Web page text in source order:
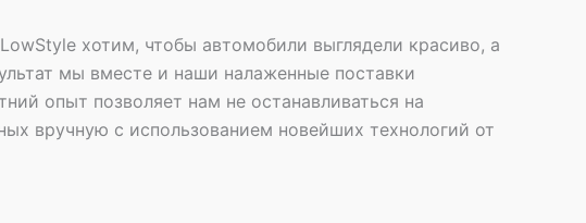
хотим, чтобы автомобили выглядели красиво, а
мы вместе и наши налаженные поставки
опыт позволяет нам не останавливаться на
вручную с использованием новейших технологий от